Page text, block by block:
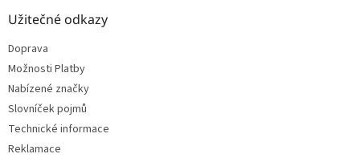
Užitečné odkazy
Doprava
Možnosti Platby
Nabízené značky
Slovníček pojmů
Technické informace
Reklamace